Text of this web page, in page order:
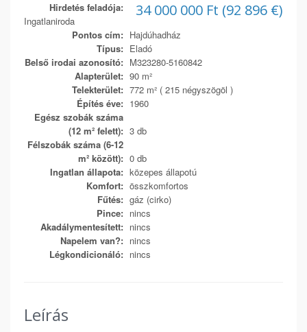
34 000 000 Ft (92 896 €)
Hirdetés feladója:
Ingatlaniroda
Pontos cím: Hajdúhadház
Típus: Eladó
Belső irodai azonosító: M323280-5160842
Alapterület: 90 m²
Telekterület: 772 m² ( 215 négyszögöl )
Építés éve: 1960
Egész szobák száma
(12 m² felett): 3 db
Félszobák száma (6-12
m² között): 0 db
Ingatlan állapota: közepes állapotú
Komfort: összkomfortos
Fűtés: gáz (cirko)
Pince: nincs
Akadálymentesített: nincs
Napelem van?: nincs
Légkondicionáló: nincs
Leírás